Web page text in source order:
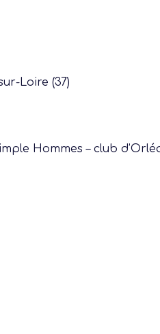
Loire (37)
Hommes – club